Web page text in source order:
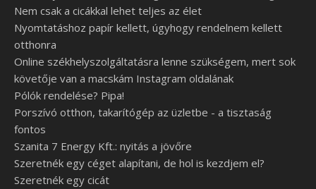
Nem csak a cicákkal lehet teljes az élet
Nyomtatáshoz papír kellett, úgyhogy rendelnem kellett
otthonra
Online székhelyszolgáltatásra lenne szükségem, mert sok
követője van a macskám Instagram oldalának
Pólók rendelése? Pipa!
Porszívó otthon, takarítógép az üzletbe - a tisztaság
fontos
Szanita 7 Energy Kft.: nyitás a jövőre
Szeretnék egy céget alapítani, de hol is kezdjem el?
Szeretnék egy cicát